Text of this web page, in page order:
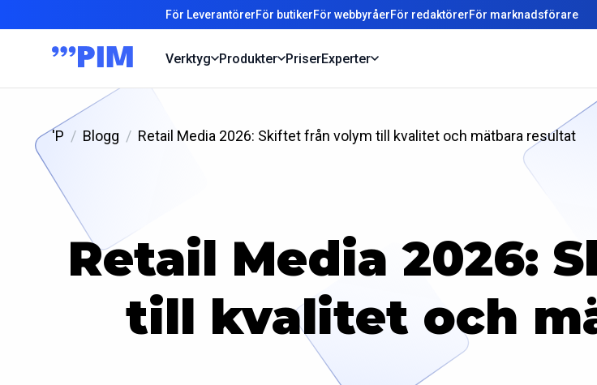
För LeverantörerFör butikerFör webbyråerFör redaktörerFör marknadsförare
Verktyg Produkter PriserExperter
'P Blogg Retail Media 2026: Skiftet från volym till kvalitet och mätbara resultat
Retail Media 2026:
till kvalitet och